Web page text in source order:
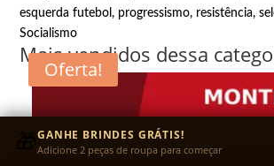
esquerda futebol, progressismo, resistência,
Socialismo
Mais vendidos dessa
Oferta!
🎁GANHE BRINDES GRÁTIS!
Adicione 2 peças de roupa para começar